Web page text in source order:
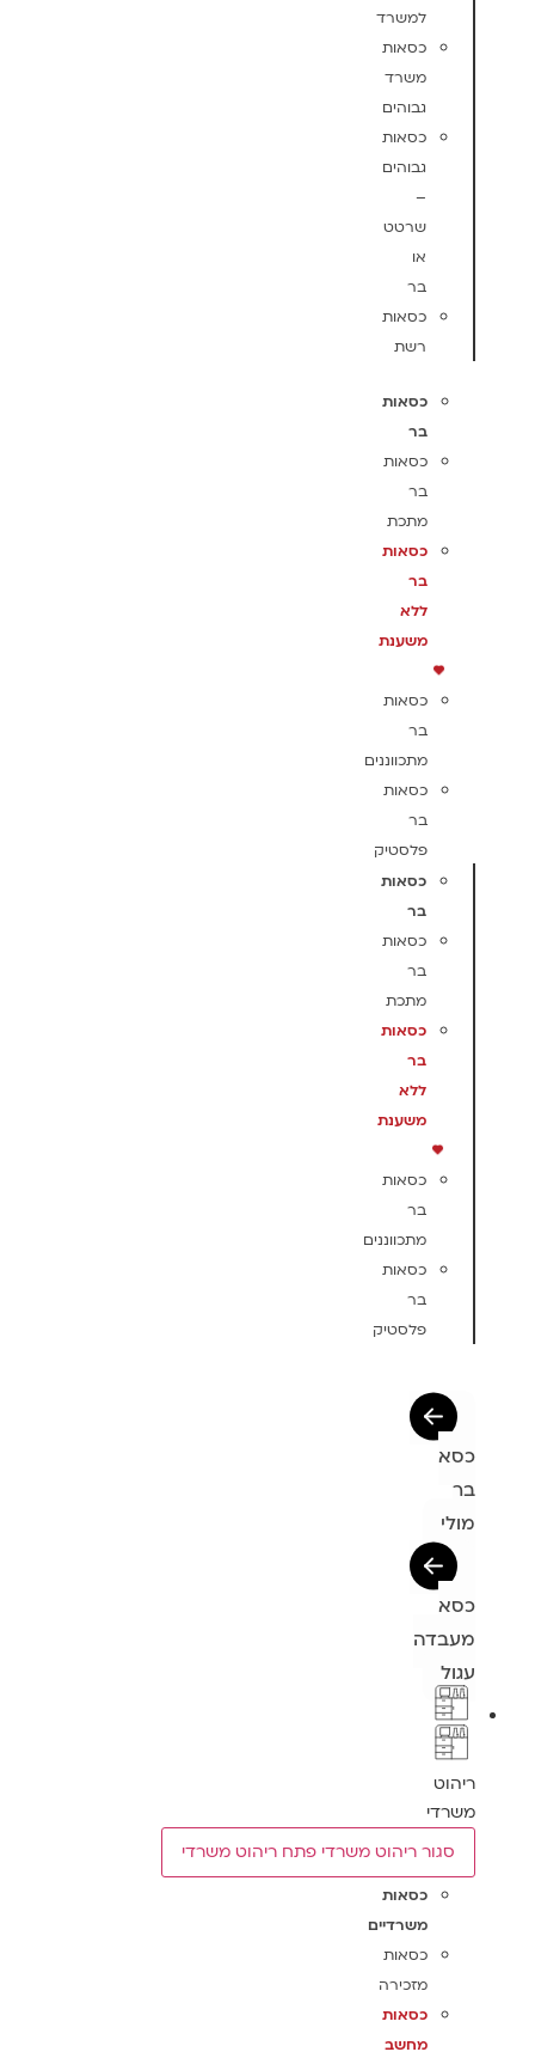
למשרד
כסאות
משרד
גבוהים
כסאות
גבוהים
–
שרטט
או
בר
כסאות
רשת
כסאות
בר
כסאות
בר
מתכת
כסאות
בר
ללא
משענת
כסאות
בר
מתכווננים
כסאות
בר
פלסטיק
כסאות
בר
כסאות
בר
מתכת
כסאות
בר
ללא
משענת
כסאות
בר
מתכווננים
כסאות
בר
פלסטיק
כסא
בר
מולי
כסא
מעבדה
עגול
ריהוט
משרדי
סגור ריהוט משרדי פתח ריהוט משרדי
כסאות
משרדיים
כסאות
מזכירה
כסאות
מחשב